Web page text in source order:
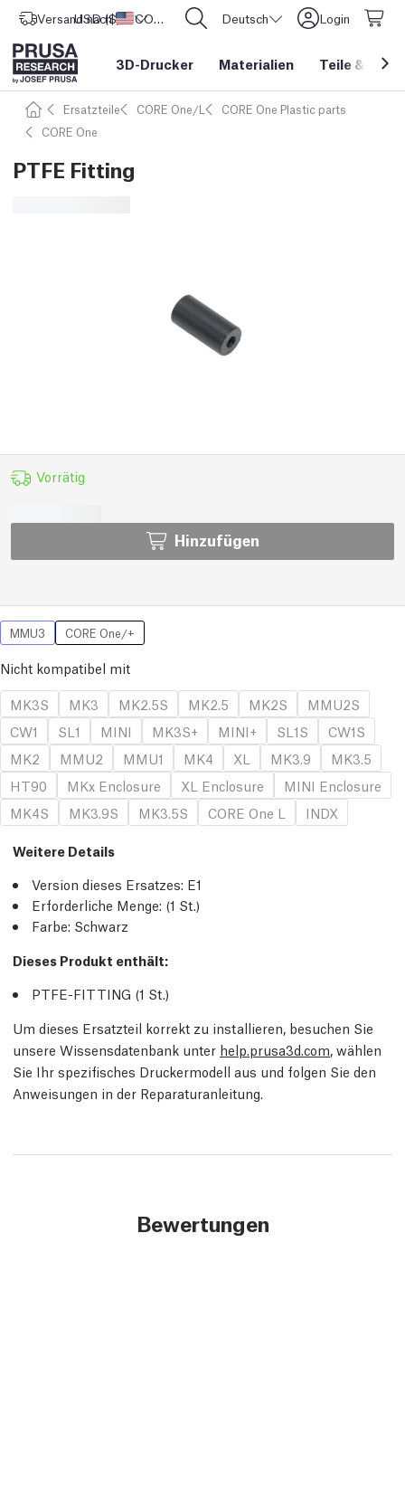
Versand nach Vereinigte Staaten
USD ($) CORE One L: Jetzt auf Lager! Deutsch Login
3D-Drucker Materialien Teile &
Ersatzteile CORE One/L
CORE One Plastic parts
CORE One
PTFE Fitting
Vorrätig
Hinzufügen
MMU3 CORE One/+
Nicht kompatibel mit
MK3S
MK3 MK2.5S MK2.5 MK2S
MMU2S
CW1
SL1 MINI MK3S+ MINI+ SL1S
CW1S
MK2
MMU2 MMU1 MK4 XL MK3.9
MK3.5
HT90
MKx Enclosure XL Enclosure
MINI Enclosure
MK4S
MK3.9S MK3.5S CORE One L INDX
Weitere Details
Version dieses Ersatzes: E1
Erforderliche Menge: (1 St.)
Farbe: Schwarz
Dieses Produkt enthält:
PTFE-FITTING (1 St.)
Um dieses Ersatzteil korrekt zu installieren, besuchen Sie
unsere Wissensdatenbank unter help.prusa3d.com, wählen
Sie Ihr spezifisches Druckermodell aus und folgen Sie den
Anweisungen in der Reparaturanleitung.
Bewertungen